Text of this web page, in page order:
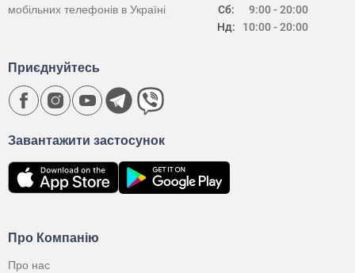
Сб:
Нд:
9:00 - 20:00
10:00 - 20:00
мобільних телефонів в Україні
Про Компанію
Про нас
Завантажити застосунок
Приєднуйтесь